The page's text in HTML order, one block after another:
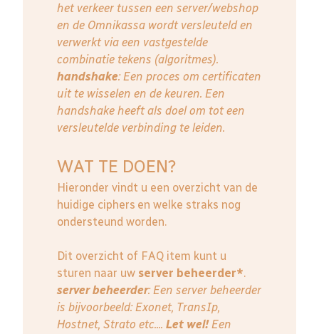
het verkeer tussen een server/webshop
en de Omnikassa wordt versleuteld en
verwerkt via een vastgestelde
combinatie tekens (algoritmes).
handshake: Een proces om certificaten
uit te wisselen en de keuren. Een
handshake heeft als doel om tot een
versleutelde verbinding te leiden.
WAT TE DOEN?
Hieronder vindt u een overzicht van de
huidige ciphers en welke straks nog
ondersteund worden.
Dit overzicht of FAQ item kunt u
sturen naar uw server beheerder*.
server beheerder: Een server beheerder
is bijvoorbeeld: Exonet, TransIp,
Hostnet, Strato etc.... Let wel!Een